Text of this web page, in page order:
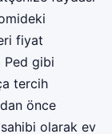
fiyat
Ped gibi
tercih
önce
olarak ev